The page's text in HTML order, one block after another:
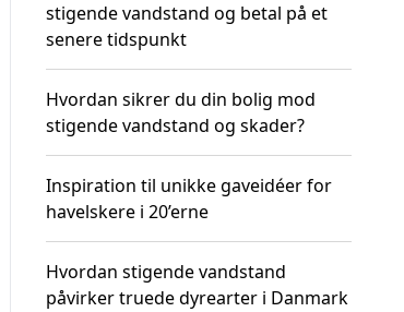
stigende vandstand og betal på et
senere tidspunkt
Hvordan sikrer du din bolig mod
stigende vandstand og skader?
Inspiration til unikke gaveidéer for
havelskere i 20’erne
Hvordan stigende vandstand
påvirker truede dyrearter i Danmark